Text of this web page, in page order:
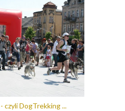
czyli DogTrekking ...